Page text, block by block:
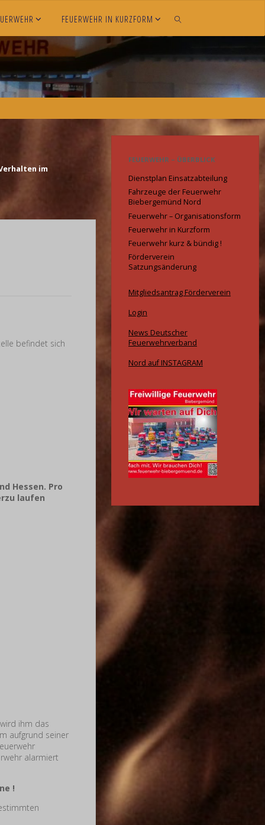
FEUERWEHR IN KURZFORM
im
befindet sich
Hessen. Pro
laufen
ihm das
aufgrund seiner
alarmiert
!
FEUERWEHR – ÜBERBLICK
Dienstplan Einsatzabteilung
Fahrzeuge der Feuerwehr
Biebergemünd Nord
Feuerwehr – Organisationsform
Feuerwehr in Kurzform
Feuerwehr kurz & bündig !
Förderverein
Satzungsänderung
Mitgliedsantrag Förderverein
Login
News Deutscher
Feuerwehrverband
Nord auf INSTAGRAM